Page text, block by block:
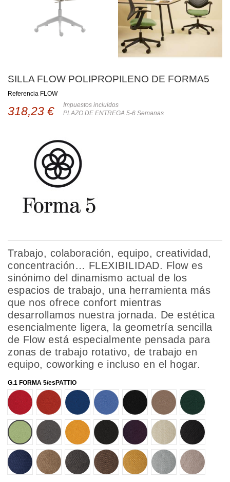
SILLA FLOW POLIPROPILENO DE FORMA5
Referencia FLOW
318,23 €
Impuestos incluidos
PLAZO DE ENTREGA 5-6 Semanas
Trabajo, colaboración, equipo, creatividad,
concentración… FLEXIBILIDAD. Flow es
sinónimo del dinamismo actual de los
espacios de trabajo, una herramienta más
que nos ofrece confort mientras
desarrollamos nuestra jornada. De estética
esencialmente ligera, la geometría sencilla
de Flow está especialmente pensada para
zonas de trabajo rotativo, de trabajo en
equipo, coworking e incluso en el hogar.
G.1 FORMA 5/esPATTIO
21105
21076 21082 21097 21009 21107 21045
21108 21081 21110 21046 21084 49020 49009
49024 49021 49027 49022 49023 49026 49025